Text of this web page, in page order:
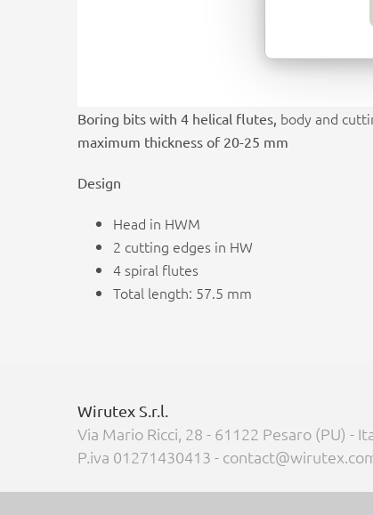
Boring bits with 4 helical flutes, body and
maximum thickness of 20-25 mm
Design
Head in HWM
2 cutting edges in HW
4 spiral flutes
Total length: 57.5 mm
Wirutex S.r.l.
Via Mario Ricci, 28 - 61122 Pesaro (PU) -
P.iva 01271430413 -